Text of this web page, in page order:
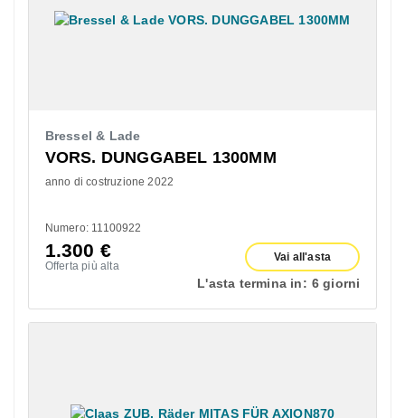
Bressel & Lade
VORS. DUNGGABEL 1300MM
anno di costruzione 2022
Numero: 11100922
1.300 €
Offerta più alta
Vai all'asta
L'asta termina in: 6 giorni